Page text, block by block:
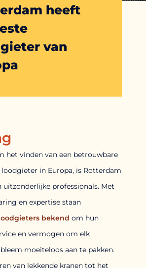
heeft
van
het vinden van een betrouwbare
in Europa, is Rotterdam
professionals. Met
en expertise staan
bekend om hun
en vermogen om elk
moeiteloos aan te pakken.
van lekkende kranen tot het